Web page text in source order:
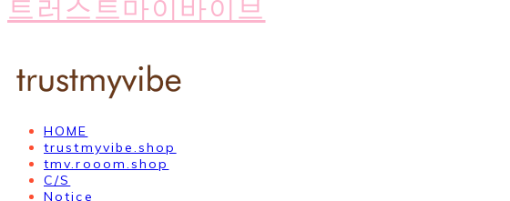
트러스트마이바이브
HOME
trustmyvibe.shop
tmv.rooom.shop
C/S
Notice